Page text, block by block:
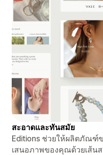
สะอาดและทันสมัย
Editions ช่วยให้ผลิตภัณฑ์
เสนอภาพของคุณด้วยเส้น